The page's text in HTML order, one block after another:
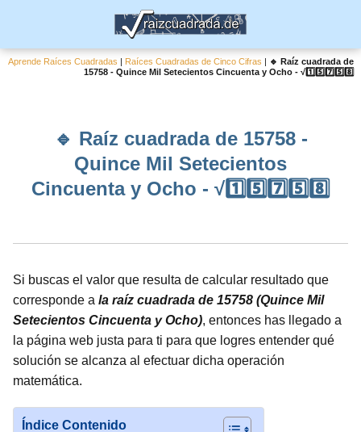
Aprende Raíces Cuadradas | Raíces Cuadradas de Cinco Cifras | 🔹 Raíz cuadrada de
15758 - Quince Mil Setecientos Cincuenta y Ocho - √1️⃣5️⃣7️⃣5️⃣8️⃣
🔹 Raíz cuadrada de 15758 -
Quince Mil Setecientos
Cincuenta y Ocho - √1️⃣5️⃣7️⃣5️⃣8️⃣
Si buscas el valor que resulta de calcular resultado que
corresponde a la raíz cuadrada de 15758 (Quince Mil
Setecientos Cincuenta y Ocho), entonces has llegado a
la página web justa para ti para que logres entender qué
solución se alcanza al efectuar dicha operación
matemática.
Índice Contenido